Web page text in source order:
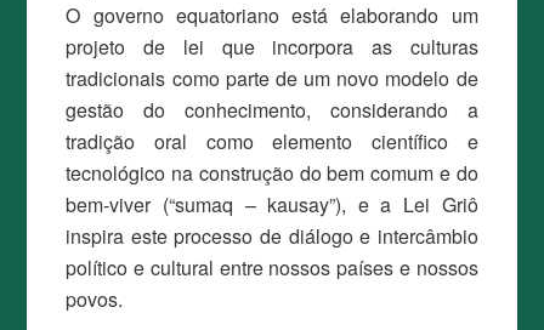
O governo equatoriano está elaborando um
projeto de lei que incorpora as culturas
tradicionais como parte de um novo modelo de
gestão do conhecimento, considerando a
tradição oral como elemento científico e
tecnológico na construção do bem comum e do
bem-viver (“sumaq – kausay”), e a Lei Griô
inspira este processo de diálogo e intercâmbio
político e cultural entre nossos países e nossos
povos.